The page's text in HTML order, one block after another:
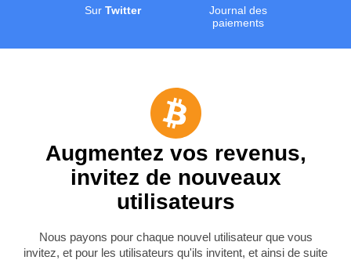
Sur Twitter
Journal des
paiements
Augmentez vos revenus,
invitez de nouveaux
utilisateurs
Nous payons pour chaque nouvel utilisateur que vous
invitez, et pour les utilisateurs qu'ils invitent, et ainsi de suite